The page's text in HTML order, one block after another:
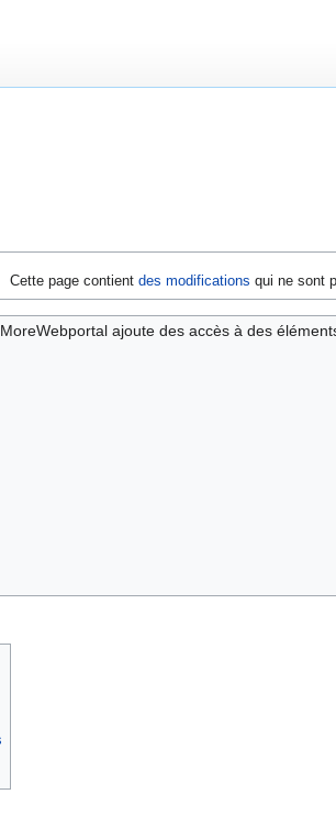
Cette page contient des modifications qui ne sont
MoreWebportal ajoute des accès à des